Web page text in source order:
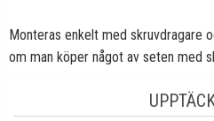
Monteras enkelt med skruvdragare
om man köper något av seten med